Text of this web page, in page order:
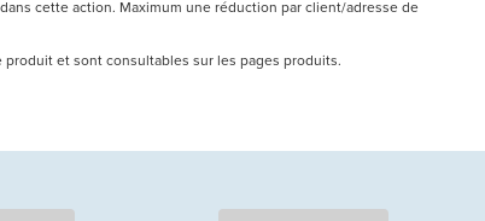
cette action. Maximum une réduction par client/adresse de
produit et sont consultables sur les pages produits.